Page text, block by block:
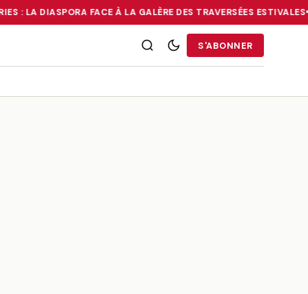
: LA DIASPORA FACE À LA GALÈRE DES TRAVERSÉES ESTIVALES•
: LA DIASPORA FACE À LA GALÈRE DES TRAVERSÉES
S'ABONNER